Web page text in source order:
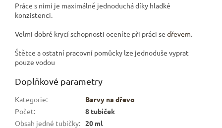
Práce s nimi je maximálně jednoduchá díky hladké
konzistenci.
Velmi dobré krycí schopnosti oceníte při práci se dřevem
Štětce a ostatní pracovní pomůcky lze jednoduše vyprat
pouze vodou
Doplňkové parametry
Kategorie:
Barvy na dřevo
Počet:
8 tubiček
Obsah jedné tubičky: 20 ml